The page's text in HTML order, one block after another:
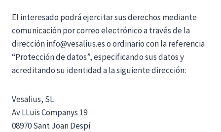
El interesado podrá ejercitar sus derechos mediante
comunicación por correo electrónico a través de la
dirección info@vesalius.es o ordinario con la referencia
“Protección de datos”, especificando sus datos y
acreditando su identidad a la siguiente dirección:
Vesalius, SL
Av LLuis Companys 19
08970 Sant Joan Despí